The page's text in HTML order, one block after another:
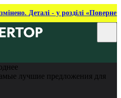
Деталі - у розділі
лучшие предложения для